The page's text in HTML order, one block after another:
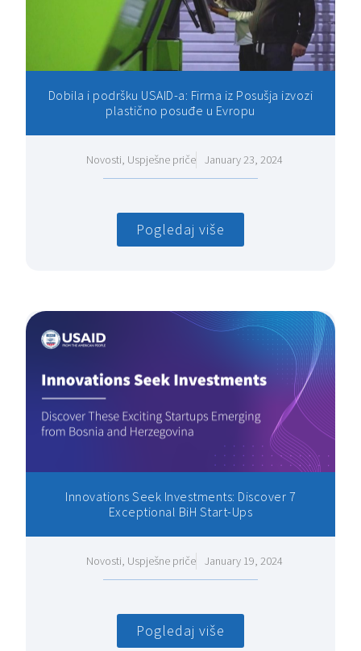
Dobila i podršku USAID-a: Firma iz Posušja izvozi
plastično posuđe u Evropu
Novosti, Uspješne priče January 23, 2024
Pogledaj više
Innovations Seek Investments: Discover 7
Exceptional BiH Start-Ups
Novosti, Uspješne priče January 19, 2024
Pogledaj više